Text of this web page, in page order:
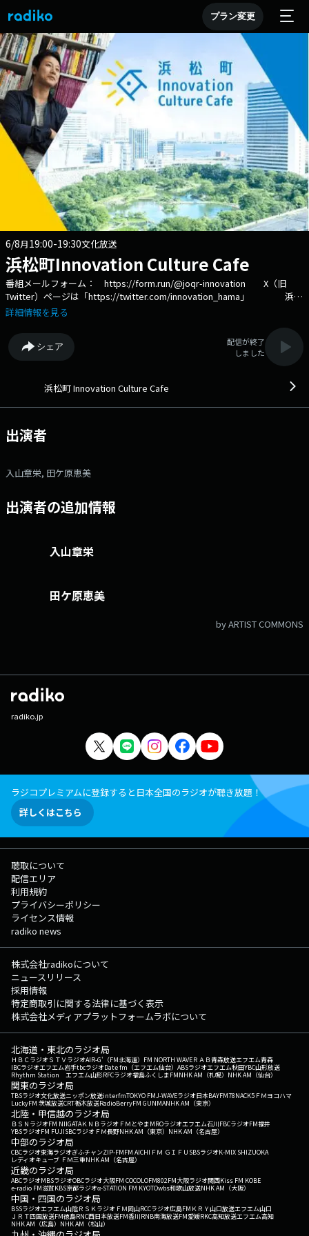
プラン変更
6/8月19:00-19:30文化放送
浜松町Innovation Culture Cafe
番組メールフォーム： https://form.run/@joqr-innovation X（旧
Twitter）ページは「https://twitter.com/innovation_hama」 浜松
町の路地裏にひっそりと佇むカフェ「浜松町Innovation Culture Cafe」
ターや専門家、起業家たちが訪れ、社会課題や未来予想図などをテーマに
アイディア、オピニオンをぶつけ合います。 より良い未来の姿とそれを
実現するイノベーションのヒントが見つかるかもしれません。 文化
Twitter）ハッシュタグは「#文化放送」 文化放送公式facebookページ
詳細情報を見る
シェア
配信が終了
しました
浜松町 Innovation Culture Cafe
出演者
入山章栄, 田ケ原恵美
出演者の追加情報
入山章栄
田ケ原恵美
by ARTIST COMMONS
radiko.jp
ラジコプレミアムに登録すると日本全国のラジオが聴き放題！
詳しくはこちら
聴取について
配信エリア
利用規約
プライバシーポリシー
ライセンス情報
radiko news
株式会社radikoについて
ニュースリリース
採用情報
特定商取引に関する法律に基づく表示
株式会社メディアプラットフォームラボについて
北海道・東北のラジオ局
ＨＢＣラジオＳＴＶラジオAIR-G'（FM北海道） FM NORTH WAVEＲＡＢ青森放送エフエム青森
IBCラジオエフエム岩手tbcラジオDate fm（エフエム仙台） ABSラジオエフエム秋田YBC山形放送
Rhythm Station エフエム山形RFCラジオ福島ふくしまFMNHK AM（札幌） NHK AM（仙台）
関東のラジオ局
TBSラジオ文化放送ニッポン放送interfmTOKYO FMJ-WAVEラジオ日本BAYFM78NACK5 ＦＭヨコハマ
LuckyFM 茨城放送CRT栃木放送RadioBerryFM GUNMANHK AM（東京）
北陸・甲信越のラジオ局
ＢＳＮラジオFM NIIGATAＫＮＢラジオ ＦＭとやまMROラジオエフエム石川FBCラジオFM福井
YBSラジオFM FUJISBCラジオ ＦＭ長野NHK AM（東京） NHK AM（名古屋）
中部のラジオ局
CBCラジオ東海ラジオぎふチャンZIP-FMFM AICHI ＦＭ ＧＩＦＵ SBSラジオK-MIX SHIZUOKA
レディオキューブ ＦＭ三重NHK AM（名古屋）
近畿のラジオ局
ABCラジオMBSラジオOBCラジオ大阪FM COCOLOFM802FM大阪ラジオ関西Kiss FM KOBE
e-radio FM滋賀KBS京都ラジオα-STATION FM KYOTOwbs和歌山放送NHK AM（大阪）
中国・四国のラジオ局
BSSラジオエフエム山陰ＲＳＫラジオ ＦＭ岡山RCCラジオ広島FM ＫＲＹ山口放送エフエム山口
ＪＲＴ四国放送FM徳島RNC西日本放送FM香川RNB南海放送FM愛媛RKC高知放送エフエム高知
NHK AM（広島） NHK AM（松山）